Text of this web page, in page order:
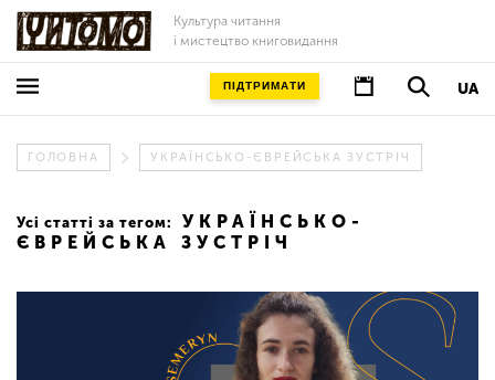
Культура читання
і мистецтво книговидання
UA
ПІДТРИМАТИ
ГОЛОВНА УКРАЇНСЬКО-ЄВРЕЙСЬКА ЗУСТРІЧ
Усі статті за тегом:
УКРАЇНСЬКО-
ЄВРЕЙСЬКА ЗУСТРІЧ